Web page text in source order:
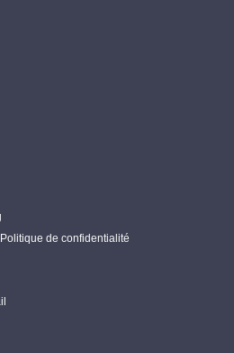
Politique de confidentialité